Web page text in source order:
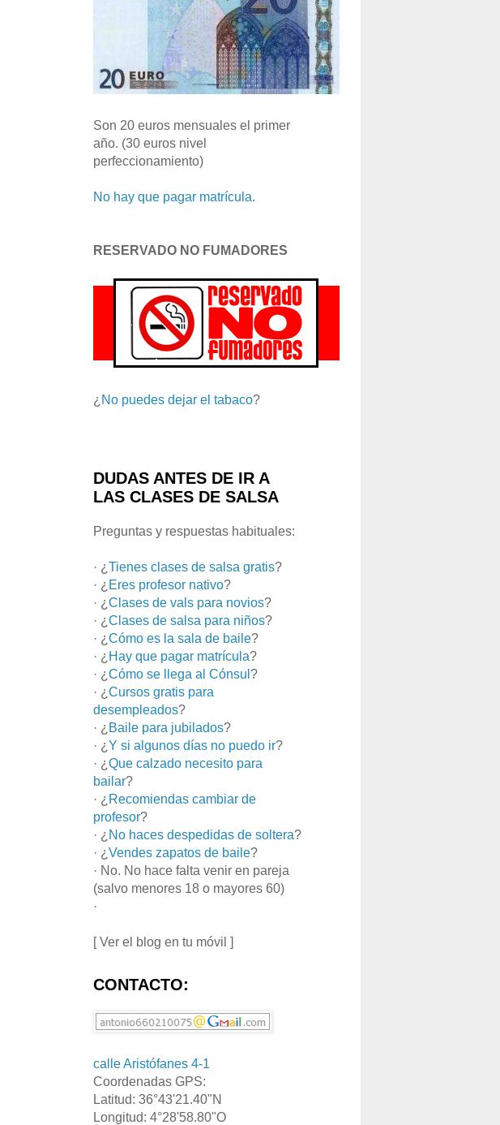
Son 20 euros mensuales el primer
año. (30 euros nivel
perfeccionamiento)
No hay que pagar matrícula.
RESERVADO NO FUMADORES
¿ No puedes dejar el tabaco?
DUDAS ANTES DE IR A
LAS CLASES DE SALSA
Preguntas y respuestas habituales:
· ¿ Tienes clases de salsa gratis?
· ¿ Eres profesor nativo?
· ¿ Clases de vals para novios?
· ¿ Clases de salsa para niños?
· ¿ Cómo es la sala de baile?
· ¿ Hay que pagar matrícula?
· ¿ Cómo se llega al Cónsul ?
· ¿ Cursos gratis para
desempleados?
· ¿ Baile para jubilados?
· ¿ Y si algunos días no puedo ir?
· ¿ Que calzado necesito para
bailar?
· ¿ Recomiendas cambiar de
profesor?
· ¿ No haces despedidas de soltera?
· ¿ Vendes zapatos de baile?
· No. No hace falta venir en pareja
(salvo menores 18 o mayores 60)
·
[ Ver el blog en tu móvil ]
CONTACTO:
calle Aristófanes 4-1
Coordenadas GPS:
Latitud: 36°43'21.40"N
Longitud: 4°28'58.80"O